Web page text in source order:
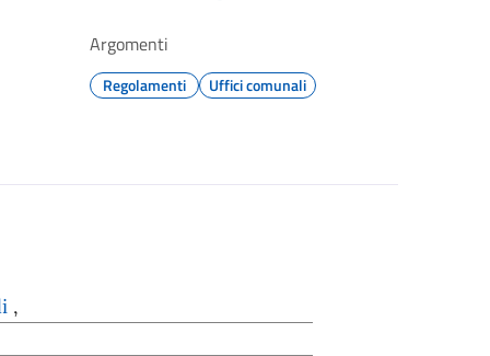
Argomenti
Regolamenti Uffici comunali
,